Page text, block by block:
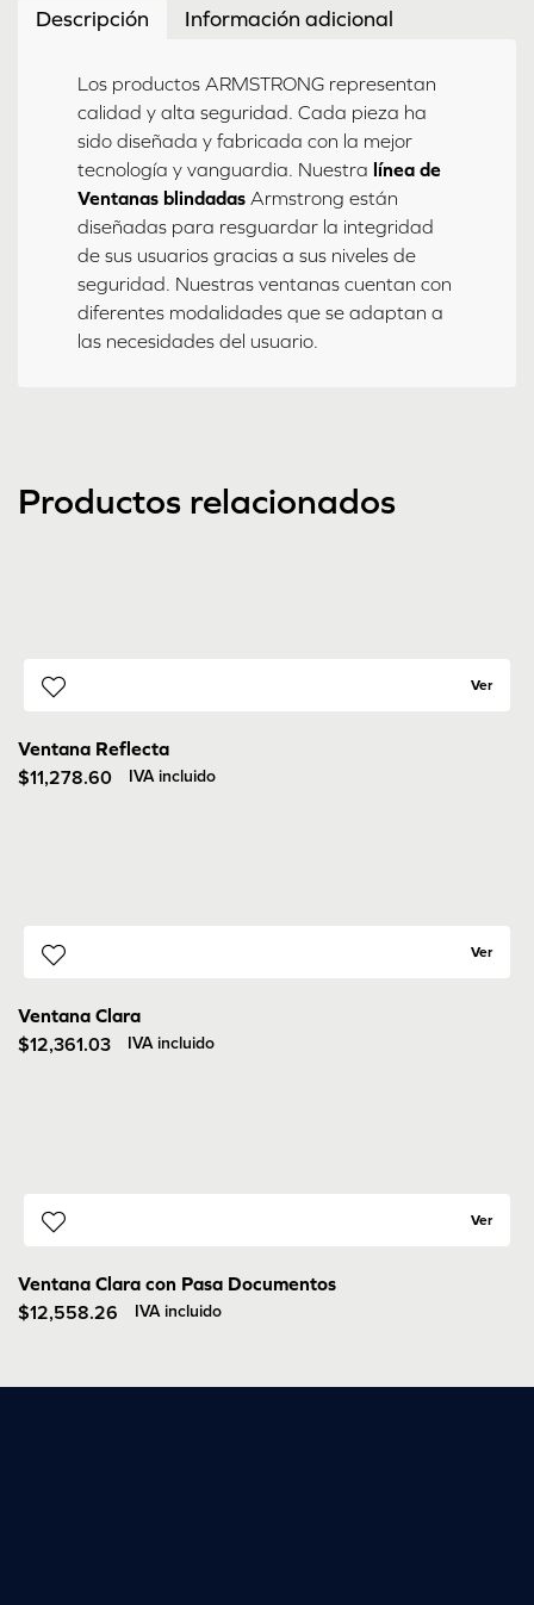
Descripción Información adicional
Los productos ARMSTRONG representan
calidad y alta seguridad. Cada pieza ha
sido diseñada y fabricada con la mejor
tecnología y vanguardia. Nuestra línea de
Ventanas blindadas Armstrong están
diseñadas para resguardar la integridad
de sus usuarios gracias a sus niveles de
seguridad. Nuestras ventanas cuentan con
diferentes modalidades que se adaptan a
las necesidades del usuario.
Productos relacionados
Ver
Ventana Reflecta
$11,278.60 IVA incluido
Ver
Ventana Clara
$12,361.03 IVA incluido
Ver
Ventana Clara con Pasa Documentos
$12,558.26 IVA incluido